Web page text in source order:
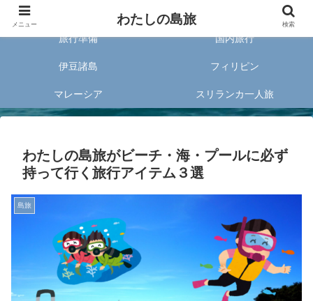
旅好きな20代女子が案内する旅のあれこれ✈︎
旅行準備 国内旅行
伊豆諸島 フィリピン
マレーシア スリランカ一人旅
わたしの島旅がビーチ・海・プールに必ず
持って行く旅行アイテム３選
島旅
メニュー わたしの島旅 検索